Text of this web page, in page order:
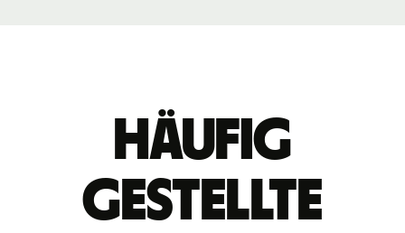
Häufig
gestellte